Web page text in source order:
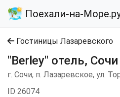
Поехали-на-
Гостиницы Лазаревского
"Berley" отель, Сочи
г. Сочи, п. Лазаревское, ул.
ID 26074